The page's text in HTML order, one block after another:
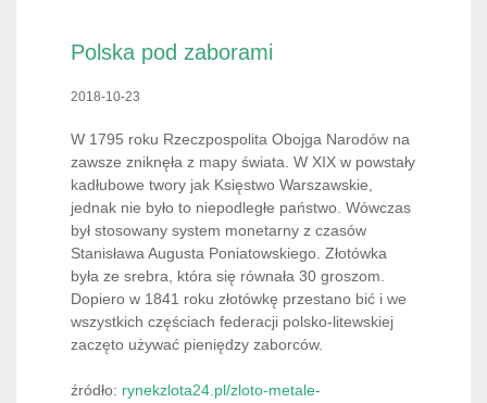
Polska pod zaborami
2018-10-23
W 1795 roku Rzeczpospolita Obojga Narodów na
zawsze zniknęła z mapy świata. W XIX w powstały
kadłubowe twory jak Księstwo Warszawskie,
jednak nie było to niepodległe państwo. Wówczas
był stosowany system monetarny z czasów
Stanisława Augusta Poniatowskiego. Złotówka
była ze srebra, która się równała 30 groszom.
Dopiero w 1841 roku złotówkę przestano bić i we
wszystkich częściach federacji polsko-litewskiej
zaczęto używać pieniędzy zaborców.
źródło: rynekzlota24.pl/zloto-metale-